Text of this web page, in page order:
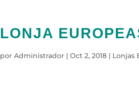
LONJA
por Administrador | Oct 2, 2018 | Lonjas